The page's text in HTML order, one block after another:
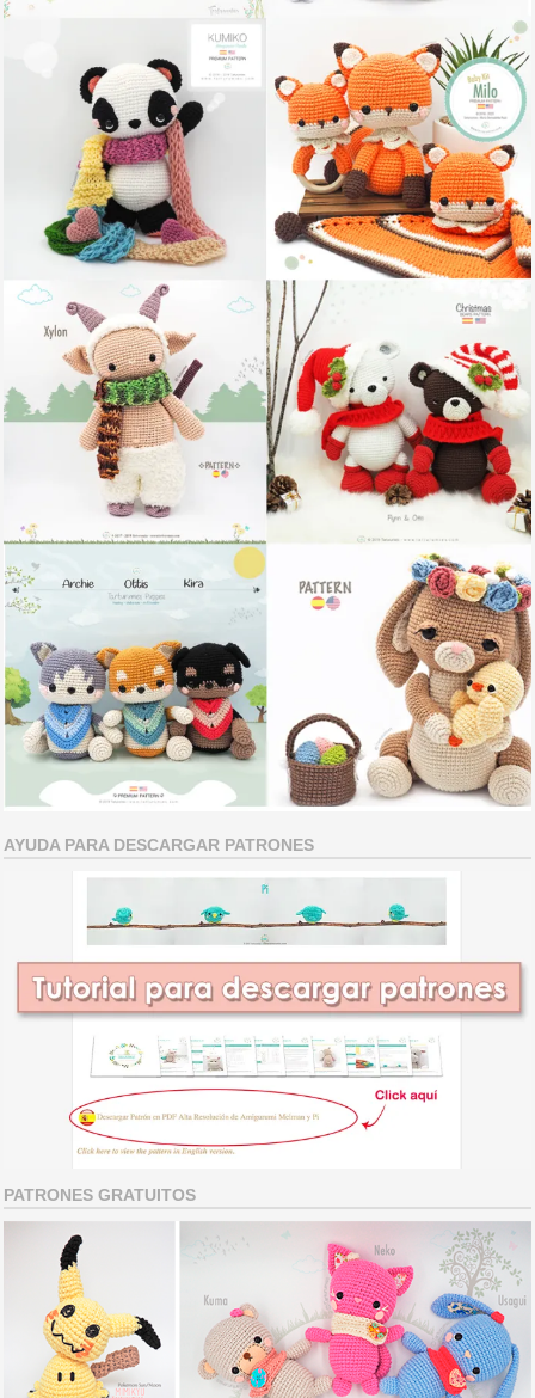
AYUDA PARA DESCARGAR PATRONES
PATRONES GRATUITOS